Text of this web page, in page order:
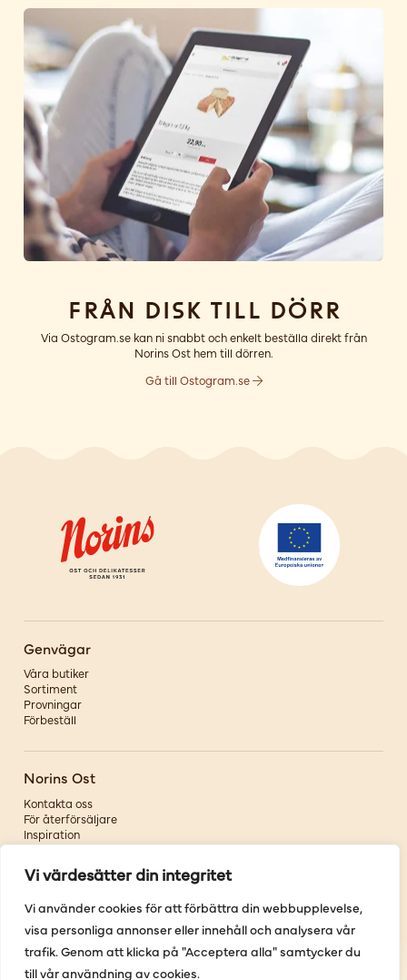
Vi värdesätter din integritet
Vi använder cookies för att förbättra din webbupplevelse,
visa personliga annonser eller innehåll och analysera vår
trafik. Genom att klicka på "Acceptera alla" samtycker du
till vår användning av cookies.
Från disk till dörr
Via Ostogram.se kan ni snabbt och enkelt beställa direkt från
Norins Ost hem till dörren.
Gå till Ostogram.se
Genvägar
Våra butiker
Sortiment
Provningar
Förbeställ
Norins Ost
Kontakta oss
För återförsäljare
Inspiration
Om oss
Följ oss
Facebook
Instagram